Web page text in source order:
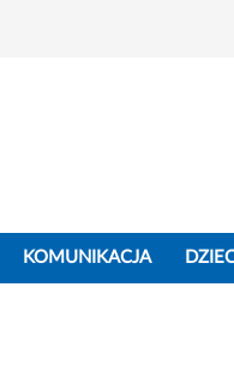
KOMUNIKACJA